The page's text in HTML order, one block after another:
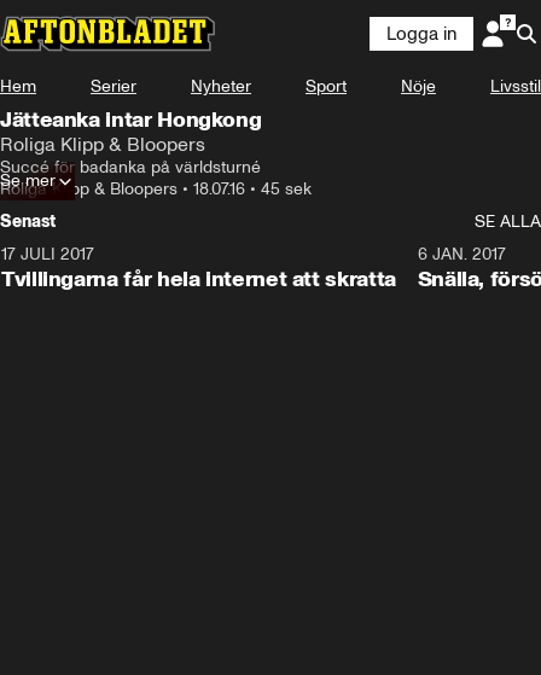
Logga in
Hem Serier Nyheter Sport Nöje Livsstil
Jätteanka intar Hongkong
Roliga Klipp & Bloopers
Succé för badanka på världsturné
Roliga Klipp & Bloopers • 18.07.16 • 45 sek
Se mer
Senast
SE ALLA
17 JULI 2017
Tvillingarna får hela internet att skratta
6 JAN. 2017
Snälla,